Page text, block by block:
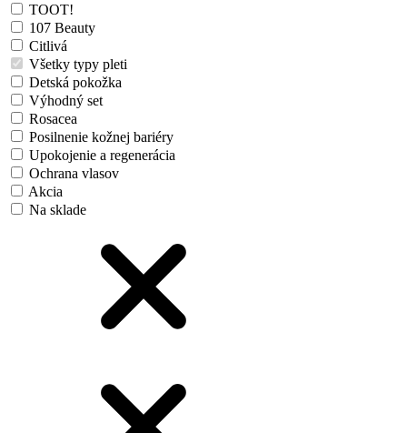
TOOT!
107 Beauty
Citlivá
Všetky typy pleti
Detská pokožka
Výhodný set
Rosacea
Posilnenie kožnej bariéry
Upokojenie a regenerácia
Ochrana vlasov
Akcia
Na sklade